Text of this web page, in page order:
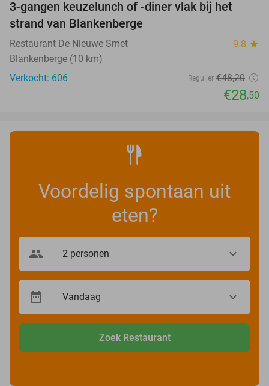
3-gangen keuzelunch of -diner vlak bij het
strand van Blankenberge
Restaurant De Nieuwe Smet 9.8 star
Blankenberge (10 km)
Verkocht: 606
Regulier €48,20
€28,50
Voordelig spontaan uit
eten?
Zoek Restaurant